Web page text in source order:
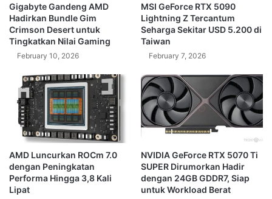
Gigabyte Gandeng AMD
Hadirkan Bundle Gim
Crimson Desert untuk
Tingkatkan Nilai Gaming
February 10, 2026
MSI GeForce RTX 5090
Lightning Z Tercantum
Seharga Sekitar USD 5.200 di
Taiwan
February 7, 2026
AMD Luncurkan ROCm 7.0
dengan Peningkatan
Performa Hingga 3,8 Kali
Lipat
NVIDIA GeForce RTX 5070 Ti
SUPER Dirumorkan Hadir
dengan 24GB GDDR7, Siap
untuk Workload Berat